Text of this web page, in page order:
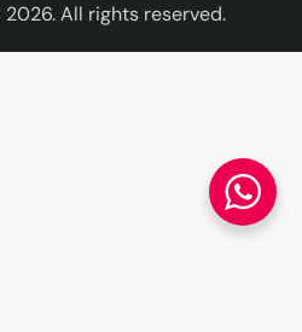
All rights reserved.